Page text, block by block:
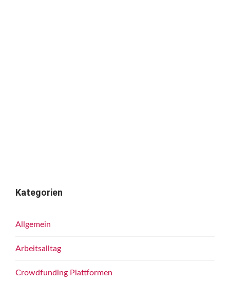
Kategorien
Allgemein
Arbeitsalltag
Crowdfunding Plattformen